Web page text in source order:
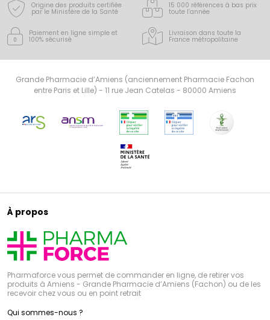
Origine des produits certifiée
par le Ministère de la Santé
15 000 références à bas prix
toute l’année
Paiement en ligne simple et
100% sécurisé
Livraison dans toute la
France métropolitaine
Grande Pharmacie d’Amiens (anciennement Pharmacie Fachon
entre Paris et Lille) - 11 rue Jean Catelas - 80000 Amiens
À propos
Pharmaforce vous permet de commander en ligne, de retirer vos
produits à Amiens - Grande Pharmacie d’Amiens (Fachon) ou de les
recevoir chez vous ou en point retrait
Qui sommes-nous ?